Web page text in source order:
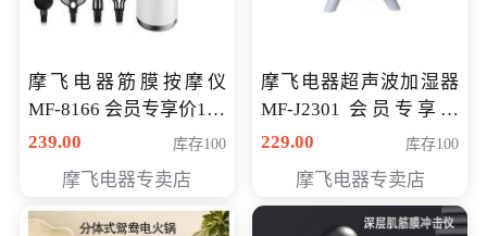
摩飞电器筋膜按摩仪
MF-8166 会员专享价168
元
239.00 库存100
摩飞电器专卖店
摩飞电器超声波加湿器
MF-J2301 会员专享价
168元
229.00 库存100
摩飞电器专卖店